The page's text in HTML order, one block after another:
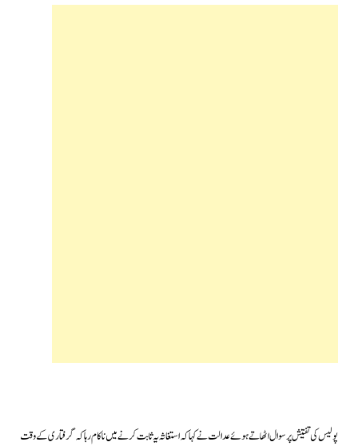
پولیس کی تفتیش پر سوال اٹھاتے ہوئے عدالت نے کہاکہ استغاثہ یہ ثابت کرنے میں ناکام رہا کہ گرفتاری کےوقت